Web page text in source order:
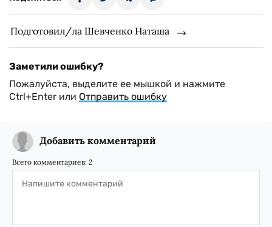
Подготовил/ла Шевченко Наташа
Заметили ошибку?
Пожалуйста, выделите ее мышкой и нажмите
Ctrl+Enter или Отправить ошибку
Добавить комментарий
Всего комментариев: 2